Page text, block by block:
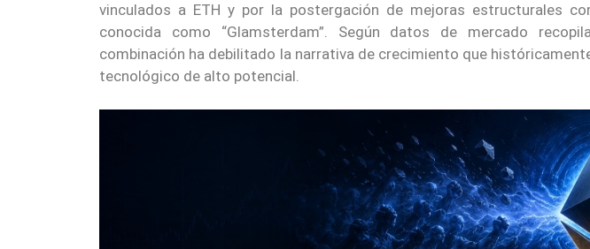
vinculados a ETH y por la postergación de mejoras estructurales
conocida como “Glamsterdam”. Según datos de mercado
combinación ha debilitado la narrativa de crecimiento que
tecnológico de alto potencial.